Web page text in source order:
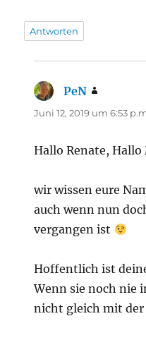
Antworten
PeN
Juni 12, 2019 um 6:53
Hallo Renate, Hallo
wir wissen eure
auch wenn nun
vergangen ist
Hoffentlich ist
Wenn sie noch nie
nicht gleich mit